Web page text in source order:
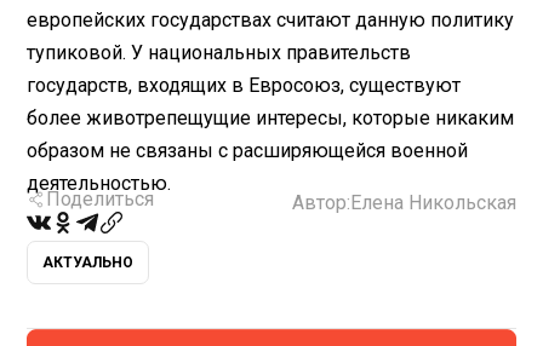
европейских государствах считают данную политику
тупиковой. У национальных правительств
государств, входящих в Евросоюз, существуют
более животрепещущие интересы, которые никаким
образом не связаны с расширяющейся военной
деятельностью.
Поделиться Автор: Елена Никольская
АКТУАЛЬНО